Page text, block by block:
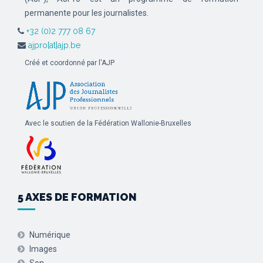
permanente pour les journalistes.
+32 (0)2 777 08 67
ajpro[at]ajp.be
Créé et coordonné par l'AJP
Avec le soutien de la Fédération Wallonie-Bruxelles
5 AXES DE FORMATION
Numérique
Images